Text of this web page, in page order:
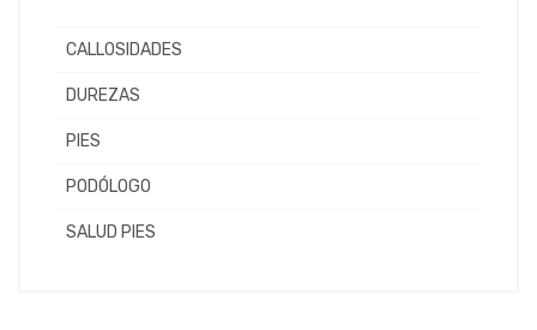
CALLOSIDADES
DUREZAS
PIES
PODÓLOGO
SALUD PIES